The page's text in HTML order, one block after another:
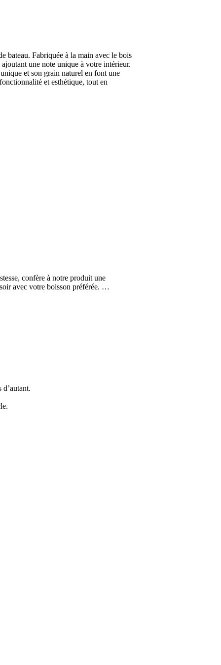
bateau. Fabriquée à la main avec le bois
une note unique à votre intérieur.
et son grain naturel en font une
et esthétique, tout en
confère à notre produit une
avec votre boisson préférée. …